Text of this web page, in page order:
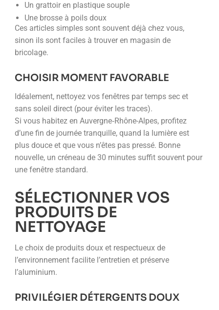
Un grattoir en plastique souple
Une brosse à poils doux
Ces articles simples sont souvent déjà chez vous,
sinon ils sont faciles à trouver en magasin de
bricolage.
CHOISIR MOMENT FAVORABLE
Idéalement, nettoyez vos fenêtres par temps sec et
sans soleil direct (pour éviter les traces).
Si vous habitez en Auvergne‐Rhône-Alpes, profitez
d’une fin de journée tranquille, quand la lumière est
plus douce et que vous n’êtes pas pressé. Bonne
nouvelle, un créneau de 30 minutes suffit souvent pour
une fenêtre standard.
SÉLECTIONNER VOS
PRODUITS DE
NETTOYAGE
Le choix de produits doux et respectueux de
l’environnement facilite l’entretien et préserve
l’aluminium.
PRIVILÉGIER DÉTERGENTS DOUX